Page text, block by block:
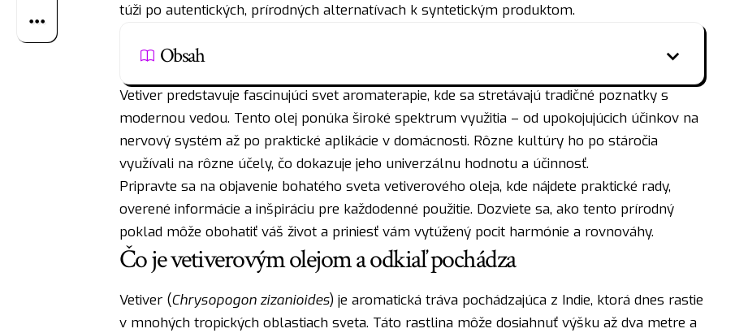
túži po autentických, prírodných alternatívach k syntetickým produktom.
Obsah
Vetiver predstavuje fascinujúci svet aromaterapie, kde sa stretávajú tradičné poznatky s
modernou vedou. Tento olej ponúka široké spektrum využitia – od upokojujúcich účinkov na
nervový systém až po praktické aplikácie v domácnosti. Rôzne kultúry ho po stáročia
využívali na rôzne účely, čo dokazuje jeho univerzálnu hodnotu a účinnosť.
Pripravte sa na objavenie bohatého sveta vetiverového oleja, kde nájdete praktické rady,
overené informácie a inšpiráciu pre každodenné použitie. Dozviete sa, ako tento prírodný
poklad môže obohatiť váš život a priniesť vám vytúžený pocit harmónie a rovnováhy.
Čo je vetiverovým olejom a odkiaľ pochádza
Vetiver (Chrysopogon zizanioides) je aromatická tráva pochádzajúca z Indie, ktorá dnes rastie
v mnohých tropických oblastiach sveta. Táto rastlina môže dosiahnuť výšku až dva metre a